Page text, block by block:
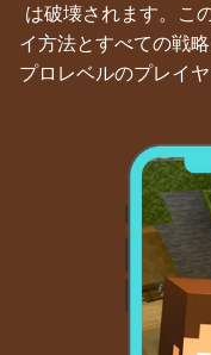
は破壊されます。こ
イ方法とすべての戦
プロレベルのプレイ